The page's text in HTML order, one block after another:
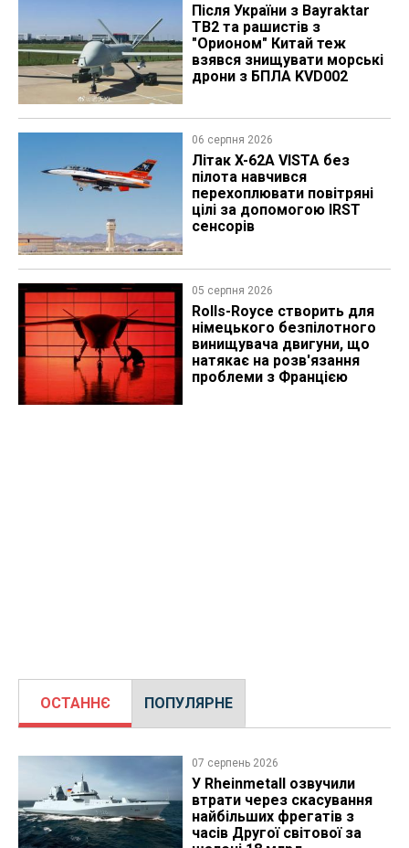
Після України з Bayraktar
TB2 та рашистів з
"Орионом" Китай теж
взявся знищувати морські
дрони з БПЛА KVD002
06 серпня 2026
Літак X-62A VISTA без
пілота навчився
перехоплювати повітряні
цілі за допомогою IRST
сенсорів
05 серпня 2026
Rolls-Royce створить для
німецького безпілотного
винищувача двигуни, що
натякає на розв'язання
проблеми з Францією
ОСТАННЄ ПОПУЛЯРНЕ
07 серпень 2026
У Rheinmetall озвучили
втрати через скасування
найбільших фрегатів з
часів Другої світової за